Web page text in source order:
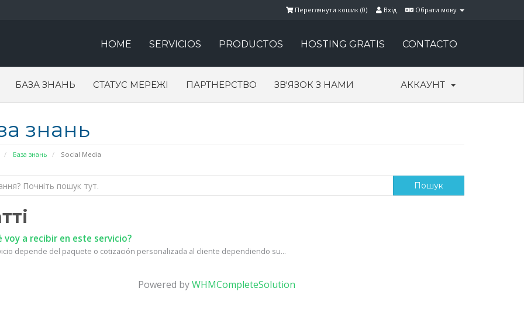
Обрати мову
Вхід
Переглянути кошик (0)
HOME SERVICIOS PRODUCTOS HOSTING GRATIS CONTACTO
БАЗА ЗНАНЬ СТАТУС МЕРЕЖІ ПАРТНЕРСТВО ЗВ'ЯЗОК З НАМИ АККАУНТ
знань
База знань Social Media
voy a recibir en este servicio?
depende del paquete o cotización personalizada al cliente dependiendo su...
Powered byWHMCompleteSolution